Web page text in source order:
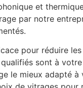
et
par notre
pour réduire
sont à
le mieux adapté